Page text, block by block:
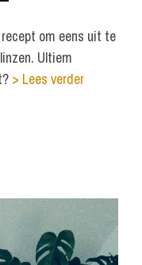
om eens uit te
Ultiem
> Lees verder